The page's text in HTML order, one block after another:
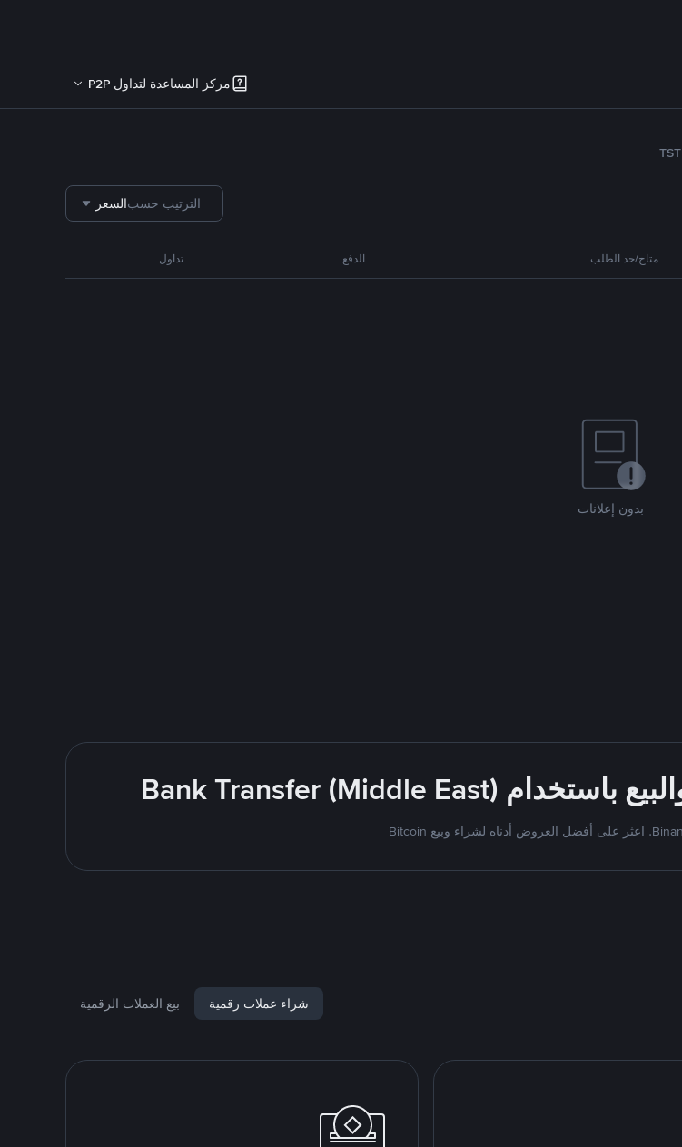
مركز المساعدة لتداول P2P
TST
الترتيب حسبالسعر
متاح/حد الطلب الدفع تداول
بدون إعلانات
شراء عملات رقمية بيع العملات الرقمية